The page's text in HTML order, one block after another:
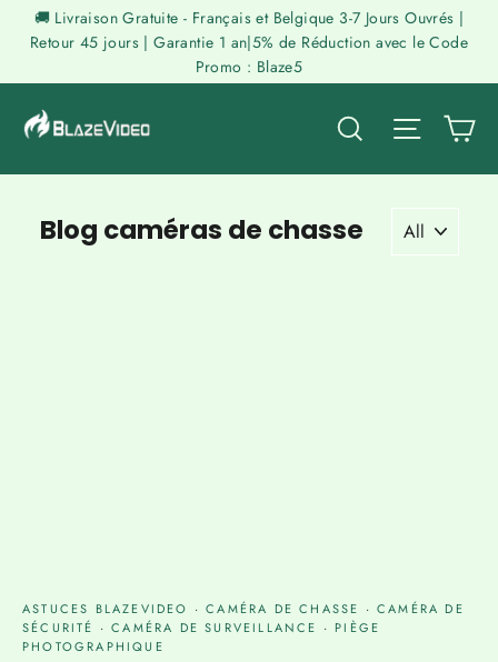
Passer🚚 Livraison Gratuite - Français et Belgique 3-7 Jours Ouvrés |
Retour 45 jours | Garantie 1 an|5% de Réduction avec le Code
Promo : Blaze5
Rechercher
Blog caméras de chasse
ASTUCES BLAZEVIDEO ·CAMÉRA DE CHASSE ·CAMÉRA DE
SÉCURITÉ ·CAMÉRA DE SURVEILLANCE ·PIÈGE
PHOTOGRAPHIQUE